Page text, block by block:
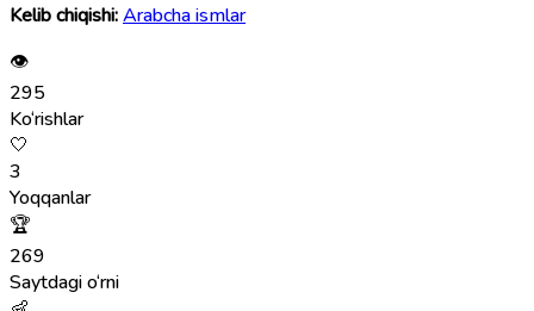
Kelib chiqishi:Arabcha ismlar
👁
295
Ko‘rishlar
🤍
3
Yoqqanlar
🏆
269
Saytdagi o‘rni